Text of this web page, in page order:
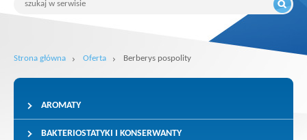
Strona główna Oferta Berberys pospolity
AROMATY
BAKTERIOSTATYKI I KONSERWANTY